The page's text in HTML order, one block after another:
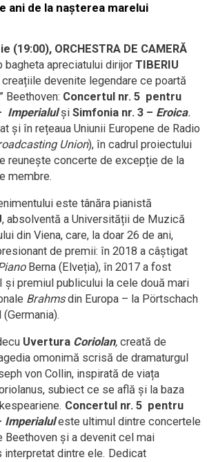
ani de la nașterea marelui
(19:00), ORCHESTRA DE CAMERĂ
bagheta apreciatului dirijor TIBERIU
creațiile devenite legendare ce poartă
Beethoven: Concertul nr. 5 pentru
Imperialulși Simfonia nr. 3 – Eroica.
și în rețeaua Uniunii Europene de Radio
Union), în cadrul proiectului
reunește concerte de excepție de la
membre.
este tânăra pianistă
, absolventă a Universității de Muzică
din Viena, care, la doar 26 de ani,
de premii: în 2018 a câștigat
Berna (Elveția), în 2017 a fost
și premiul publicului la cele două mari
Brahmsdin Europa – la Pörtschach
Uvertura Coriolan, creată de
omonimă scrisă de dramaturgul
von Collin, inspirată de viața
subiect ce se află și la baza
Concertul nr. 5 pentru
Imperialuleste ultimul dintre concertele
Beethoven și a devenit cel mai
dintre ele. Dedicat